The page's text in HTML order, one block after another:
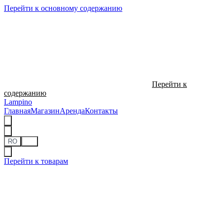
Перейти к основному содержанию
Перейти к
содержанию
Lampino
ГлавнаяМагазинАрендаКонтакты
RO
Перейти к товарам